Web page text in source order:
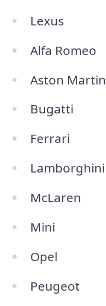
Lexus
Alfa Romeo
Aston Martin
Bugatti
Ferrari
Lamborghini
McLaren
Mini
Opel
Peugeot